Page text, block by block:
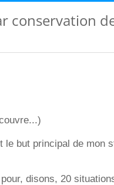
conservation
le but principal de mon
disons, 20